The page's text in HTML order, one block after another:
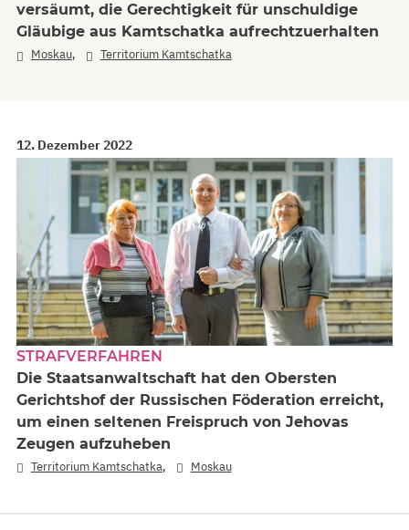
versäumt, die Gerechtigkeit für unschuldige
Gläubige aus Kamtschatka aufrechtzuerhalten
Moskau, Territorium Kamtschatka
12. Dezember 2022
STRAFVERFAHREN
Die Staatsanwaltschaft hat den Obersten
Gerichtshof der Russischen Föderation erreicht,
um einen seltenen Freispruch von Jehovas
Zeugen aufzuheben
Territorium Kamtschatka, Moskau